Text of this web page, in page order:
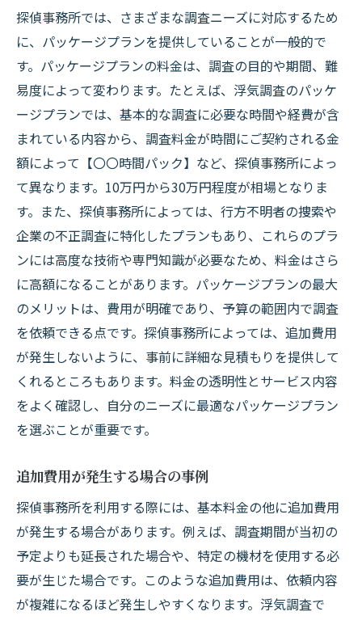
透明性のある料金体系の特徴
具体的な事例に基づいた見極め方
見積もりの取り方とそのポイント
料金内訳の確認方法
透明性のある探偵事務所の選び方
江戸川区でおすすめの探偵事務所
探偵事務所では、さまざまな調査ニーズに対応するため
に、パッケージプランを提供していることが一般的で
す。パッケージプランの料金は、調査の目的や期間、難
易度によって変わります。たとえば、浮気調査のパッケ
ージプランでは、基本的な調査に必要な時間や経費が含
まれている内容から、調査料金が時間にご契約される金
額によって【〇〇時間パック】など、探偵事務所によっ
て異なります。10万円から30万円程度が相場となりま
す。また、探偵事務所によっては、行方不明者の捜索や
企業の不正調査に特化したプランもあり、これらのプラ
ンには高度な技術や専門知識が必要なため、料金はさら
に高額になることがあります。パッケージプランの最大
のメリットは、費用が明確であり、予算の範囲内で調査
を依頼できる点です。探偵事務所によっては、追加費用
が発生しないように、事前に詳細な見積もりを提供して
くれるところもあります。料金の透明性とサービス内容
をよく確認し、自分のニーズに最適なパッケージプラン
を選ぶことが重要です。
追加費用が発生する場合の事例
探偵事務所を利用する際には、基本料金の他に追加費用
が発生する場合があります。例えば、調査期間が当初の
予定よりも延長された場合や、特定の機材を使用する必
要が生じた場合です。このような追加費用は、依頼内容
が複雑になるほど発生しやすくなります。浮気調査で